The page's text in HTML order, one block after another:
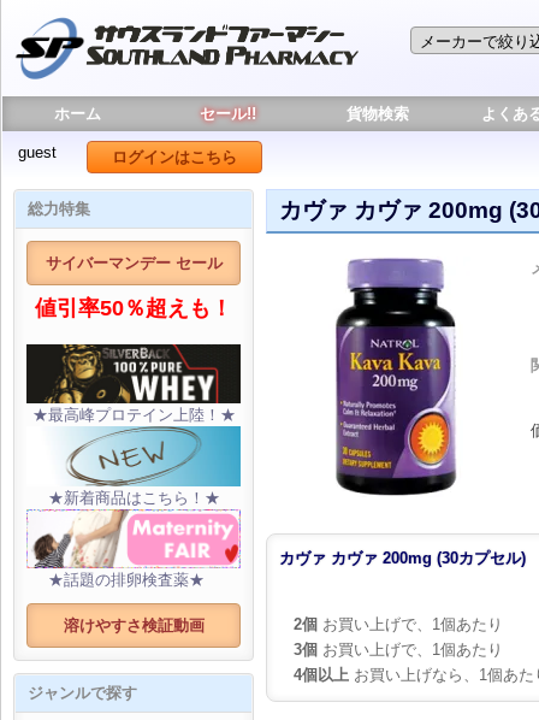
ホーム セール!! 貨物検索 よくあ
guest ログインはこちら
総力特集
サイバーマンデー セール
値引率50％超えも！
★最高峰プロテイン上陸！★
★新着商品はこちら！★
★話題の排卵検査薬★
溶けやすさ検証動画
ジャンルで探す
カヴァ カヴァ 200mg
カヴァ カヴァ 200mg (30カプセル)
2個 お買い上げで、1個あたり
3個 お買い上げで、1個あたり
4個以上 お買い上げなら、1個あた